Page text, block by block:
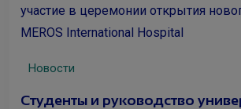
Новости
Студенты и руководство